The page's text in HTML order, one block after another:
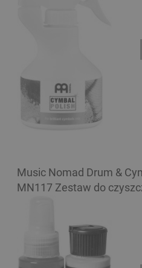
Music Nomad Drum &
MN117 Zestaw do